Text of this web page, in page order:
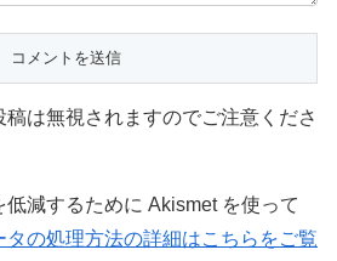
稿は無視されますのでご注意くださ
減するために Akismet を使って
タの処理方法の詳細はこちらをご覧